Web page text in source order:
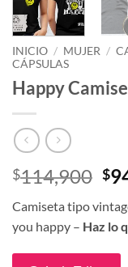
INICIO / MUJER /
CÁPSULAS
Happy
$114,900 El
$
Camiseta tipo
you happy – Haz lo